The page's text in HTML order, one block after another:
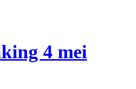
4 mei